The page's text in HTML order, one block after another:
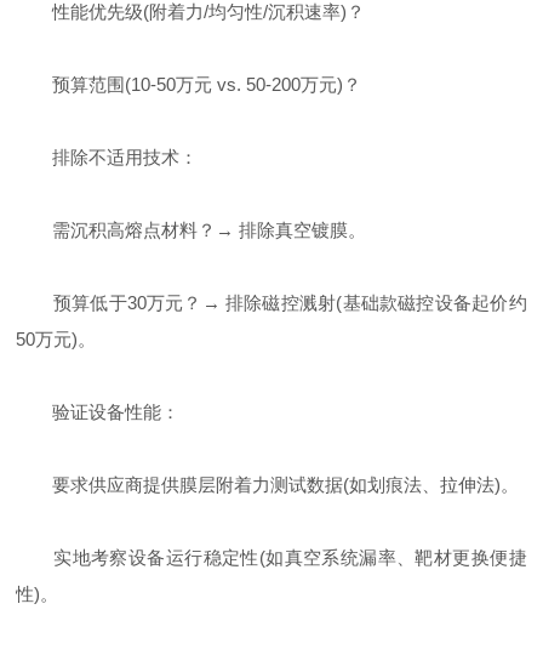
性能优先级(附着力/均匀性/沉积速率)？
预算范围(10-50万元 vs. 50-200万元)？
排除不适用技术：
需沉积高熔点材料？→ 排除真空镀膜。
预算低于30万元？→ 排除磁控溅射(基础款磁控设备起价约
50万元)。
验证设备性能：
要求供应商提供膜层附着力测试数据(如划痕法、拉伸法)。
实地考察设备运行稳定性(如真空系统漏率、靶材更换便捷
性)。